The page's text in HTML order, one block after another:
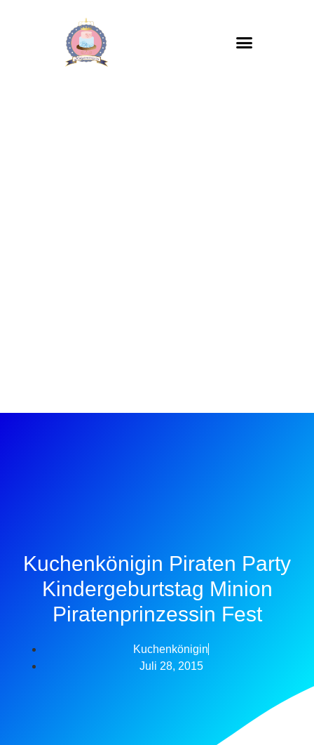
Kuchenkönigin Piraten Party
Kindergeburtstag Minion
Piratenprinzessin Fest
Kuchenkönigin
Juli 28, 2015